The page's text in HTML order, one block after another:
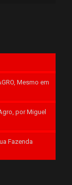
Mesmo em
por Miguel
Fazenda